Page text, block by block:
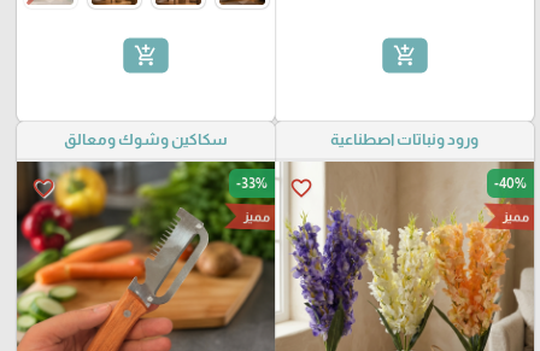
add_shopping_cart
add_shopping_cart
ورود ونباتات اصطناعية
favorite_border -40%
مميز
سكاكين وشوك ومعالق
favorite_border -33%
مميز